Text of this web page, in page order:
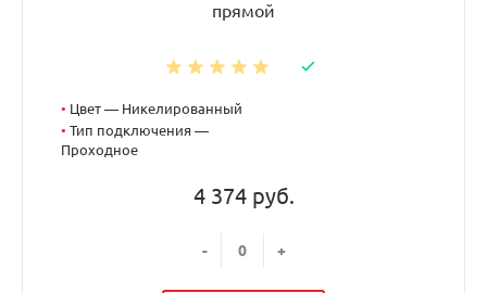
прямой
• Цвет — Никелированный
• Тип подключения —
Проходное
4 374 руб.
- +